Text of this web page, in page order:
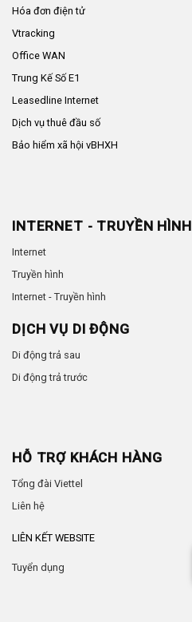
Hóa đơn điện tử
Vtracking
Office WAN
Trung Kế Số E1
Leasedline Internet
Dịch vụ thuê đầu số
Bảo hiểm xã hội vBHXH
INTERNET - TRUYỀN HÌNH
Internet
Truyền hình
Internet - Truyền hình
DỊCH VỤ DI ĐỘNG
Di động trả sau
Di động trả trước
HỖ TRỢ KHÁCH HÀNG
Tổng đài Viettel
Liên hệ
LIÊN KẾT WEBSITE
Tuyển dụng